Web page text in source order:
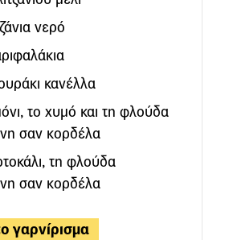
νερό
κανέλλα
το χυμό και τη φλούδα
σαν κορδέλα
τη φλούδα
σαν κορδέλα
γαρνίρισμα